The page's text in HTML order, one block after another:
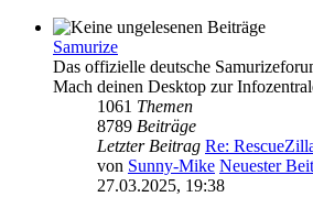
Samurize
Das offizielle deutsche
Mach deinen Desktop zur
1061 Themen
8789 Beiträge
Letzter Beitrag Re:
von Sunny-Mike Neuester
27.03.2025, 19:38